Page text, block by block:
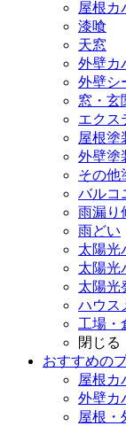
屋根カ
漆喰
天窓
外壁カ
外壁シ
窓・玄
エクス
屋根塗
外壁塗
その他
バルコ
雨漏り
雨どい
太陽光
太陽光
太陽光
ハウス
工場
閉じる
おすすめの
屋根カ
外壁カ
屋根・